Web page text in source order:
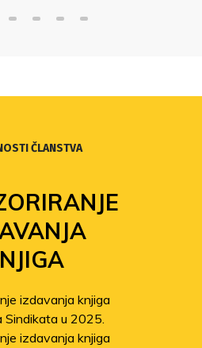
2.690 kn.
ČLANSTVA
izdavanja knjiga
Sindikata u 2025.
izdavanja knjiga